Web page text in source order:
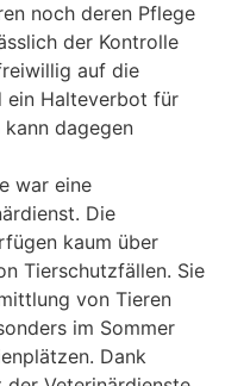
noch deren Pflege
der Kontrolle
auf die
ein Halteverbot für
kann dagegen
war eine
Die
kaum über
Tierschutzfällen. Sie
von Tieren
im Sommer
Dank